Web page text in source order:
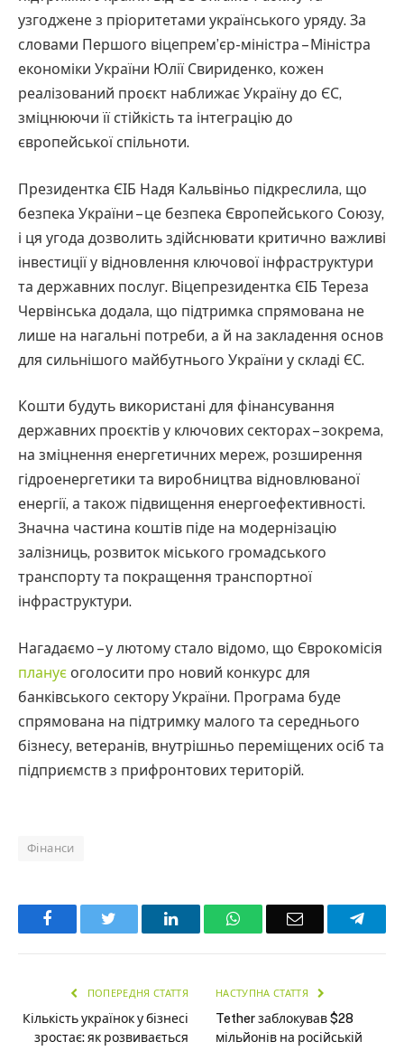
узгоджене з пріоритетами українського уряду. За
словами Першого віцепрем’єр-міністра – Міністра
економіки України Юлії Свириденко, кожен
реалізований проєкт наближає Україну до ЄС,
зміцнюючи її стійкість та інтеграцію до
європейської спільноти.
Президентка ЄІБ Надя Кальвіньо підкреслила, що
безпека України – це безпека Європейського Союзу,
і ця угода дозволить здійснювати критично важливі
інвестиції у відновлення ключової інфраструктури
та державних послуг. Віцепрезидентка ЄІБ Тереза
Червінська додала, що підтримка спрямована не
лише на нагальні потреби, а й на закладення основ
для сильнішого майбутнього України у складі ЄС.
Кошти будуть використані для фінансування
державних проєктів у ключових секторах – зокрема,
на зміцнення енергетичних мереж, розширення
гідроенергетики та виробництва відновлюваної
енергії, а також підвищення енергоефективності.
Значна частина коштів піде на модернізацію
залізниць, розвиток міського громадського
транспорту та покращення транспортної
інфраструктури.
Нагадаємо – у лютому стало відомо, що Єврокомісія
планує оголосити про новий конкурс для
банківського сектору України. Програма буде
спрямована на підтримку малого та середнього
бізнесу, ветеранів, внутрішньо переміщених осіб та
підприємств з прифронтових територій.
Фінанси
Facebook LinkedInWhatsAppEmail
ПОПЕРЕДНЯ СТАТТЯ
Кількість українок у бізнесі
зростає: як розвивається
НАСТУПНА СТАТТЯ
Tether заблокував $28
мільйонів на російській